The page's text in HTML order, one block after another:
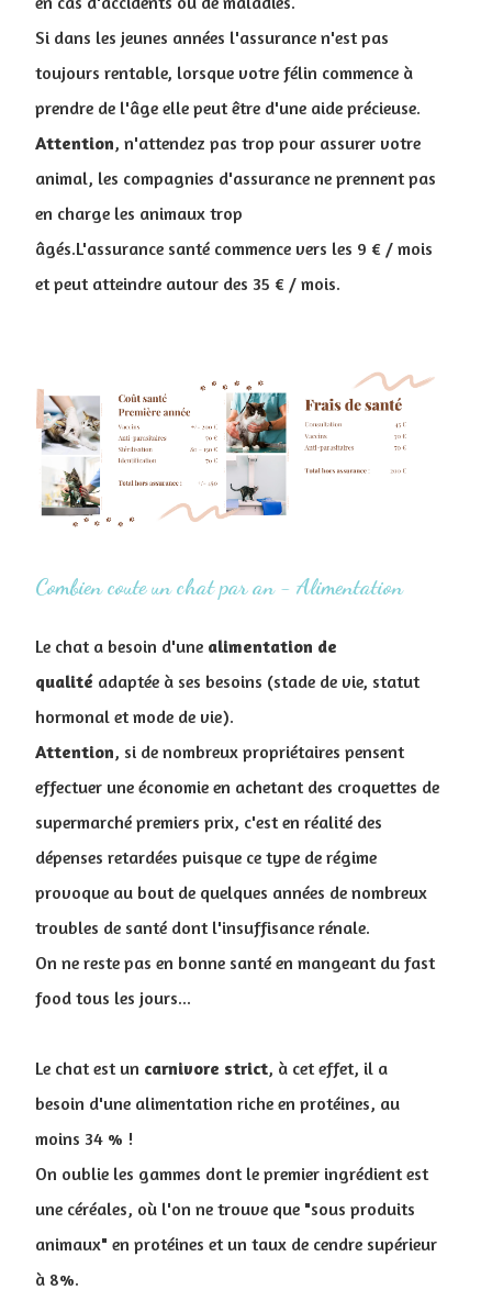
Si dans les jeunes années l'assurance n'est pas
toujours rentable, lorsque votre félin commence à
prendre de l'âge elle peut être d'une aide précieuse.
Attention, n'attendez pas trop pour assurer votre
animal, les compagnies d'assurance ne prennent pas
en charge les animaux trop
âgés.L'assurance santé commence vers les 9 € / mois
et peut atteindre autour des 35 € / mois.
Combien coute un chat par an - Alimentation
Le chat a besoin d'une alimentation de
qualité adaptée à ses besoins (stade de vie, statut
hormonal et mode de vie).
Attention, si de nombreux propriétaires pensent
effectuer une économie en achetant des croquettes de
supermarché premiers prix, c'est en réalité des
dépenses retardées puisque ce type de régime
provoque au bout de quelques années de nombreux
troubles de santé dont l'insuffisance rénale.
On ne reste pas en bonne santé en mangeant du fast
food tous les jours...
Le chat est un carnivore strict, à cet effet, il a
besoin d'une alimentation riche en protéines, au
moins 34 % !
On oublie les gammes dont le premier ingrédient est
une céréales, où l'on ne trouve que "sous produits
animaux" en protéines et un taux de cendre supérieur
à 8%.